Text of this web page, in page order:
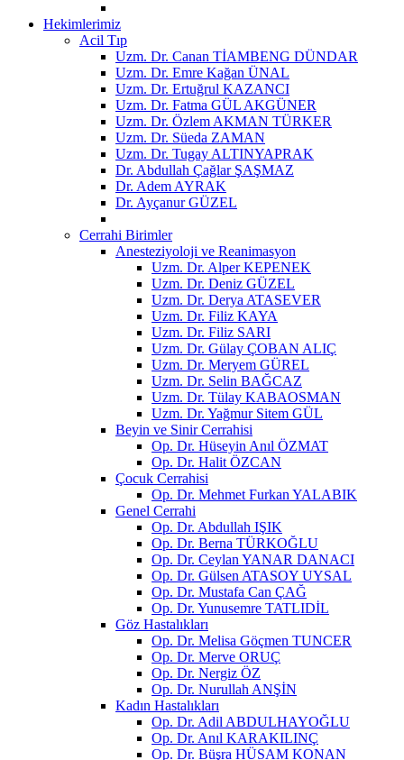
Hekimlerimiz
Acil Tıp
Uzm. Dr. Canan TİAMBENG DÜNDAR
Uzm. Dr. Emre Kağan ÜNAL
Uzm. Dr. Ertuğrul KAZANCI
Uzm. Dr. Fatma GÜL AKGÜNER
Uzm. Dr. Özlem AKMAN TÜRKER
Uzm. Dr. Süeda ZAMAN
Uzm. Dr. Tugay ALTINYAPRAK
Dr. Abdullah Çağlar ŞAŞMAZ
Dr. Adem AYRAK
Dr. Ayçanur GÜZEL
Cerrahi Birimler
Anesteziyoloji ve Reanimasyon
Uzm. Dr. Alper KEPENEK
Uzm. Dr. Deniz GÜZEL
Uzm. Dr. Derya ATASEVER
Uzm. Dr. Filiz KAYA
Uzm. Dr. Filiz SARI
Uzm. Dr. Gülay ÇOBAN ALIÇ
Uzm. Dr. Meryem GÜREL
Uzm. Dr. Selin BAĞCAZ
Uzm. Dr. Tülay KABAOSMAN
Uzm. Dr. Yağmur Sitem GÜL
Beyin ve Sinir Cerrahisi
Op. Dr. Hüseyin Anıl ÖZMAT
Op. Dr. Halit ÖZCAN
Çocuk Cerrahisi
Op. Dr. Mehmet Furkan YALABIK
Genel Cerrahi
Op. Dr. Abdullah IŞIK
Op. Dr. Berna TÜRKOĞLU
Op. Dr. Ceylan YANAR DANACI
Op. Dr. Gülsen ATASOY UYSAL
Op. Dr. Mustafa Can ÇAĞ
Op. Dr. Yunusemre TATLIDİL
Göz Hastalıkları
Op. Dr. Melisa Göçmen TUNCER
Op. Dr. Merve ORUÇ
Op. Dr. Nergiz ÖZ
Op. Dr. Nurullah ANŞİN
Kadın Hastalıkları
Op. Dr. Adil ABDULHAYOĞLU
Op. Dr. Anıl KARAKILINÇ
Op. Dr. Büşra HÜSAM KONAN